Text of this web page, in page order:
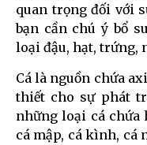
quan trọng đối với
bạn cần chú ý bổ
loại đậu, hạt, trứng,
Cá là nguồn chứa
thiết cho sự phát
những loại cá chứa
cá mập, cá kình, cá